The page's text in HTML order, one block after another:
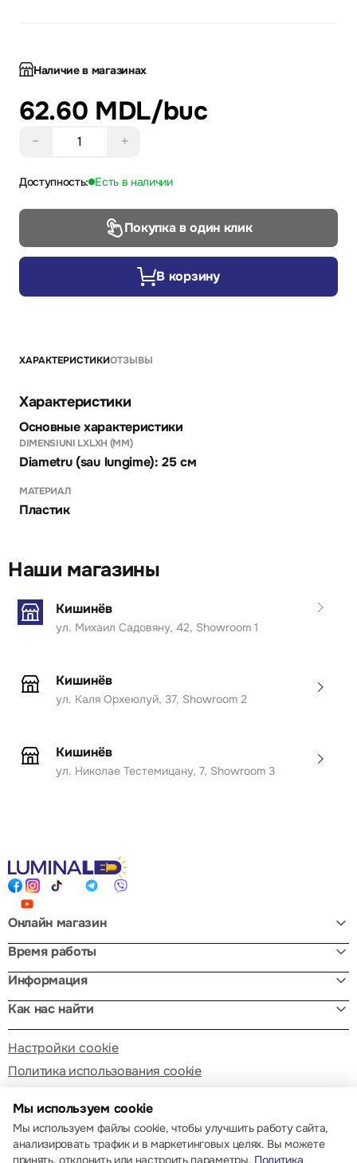
Наличие в магазинах
62.60 MDL/buc
− +
Доступность: Есть в наличии
Покупка в один клик
В корзину
ХАРАКТЕРИСТИКИОТЗЫВЫ
Характеристики
Основные характеристики
DIMENSIUNI LXLXH (MM)
Diametru (sau lungime): 25 см
МАТЕРИАЛ
Пластик
Наши магазины
Кишинёв
ул. Михаил Садовяну, 42, Showroom 1
Кишинёв
ул. Каля Орхеюлуй, 37, Showroom 2
Кишинёв
ул. Николае Тестемицану, 7, Showroom 3
Онлайн магазин
Время работы
Информация
Как нас найти
Настройки cookie
Политика использования cookie
Мы используем cookie
Мы используем файлы cookie, чтобы улучшить работу сайта,
анализировать трафик и в маркетинговых целях. Вы можете
принять, отклонить или настроить параметры. Политика